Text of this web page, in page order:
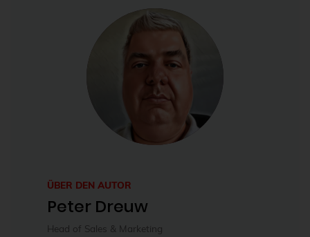
ÜBER DEN AUTOR
Peter Dreuw
Head of Sales & Marketing